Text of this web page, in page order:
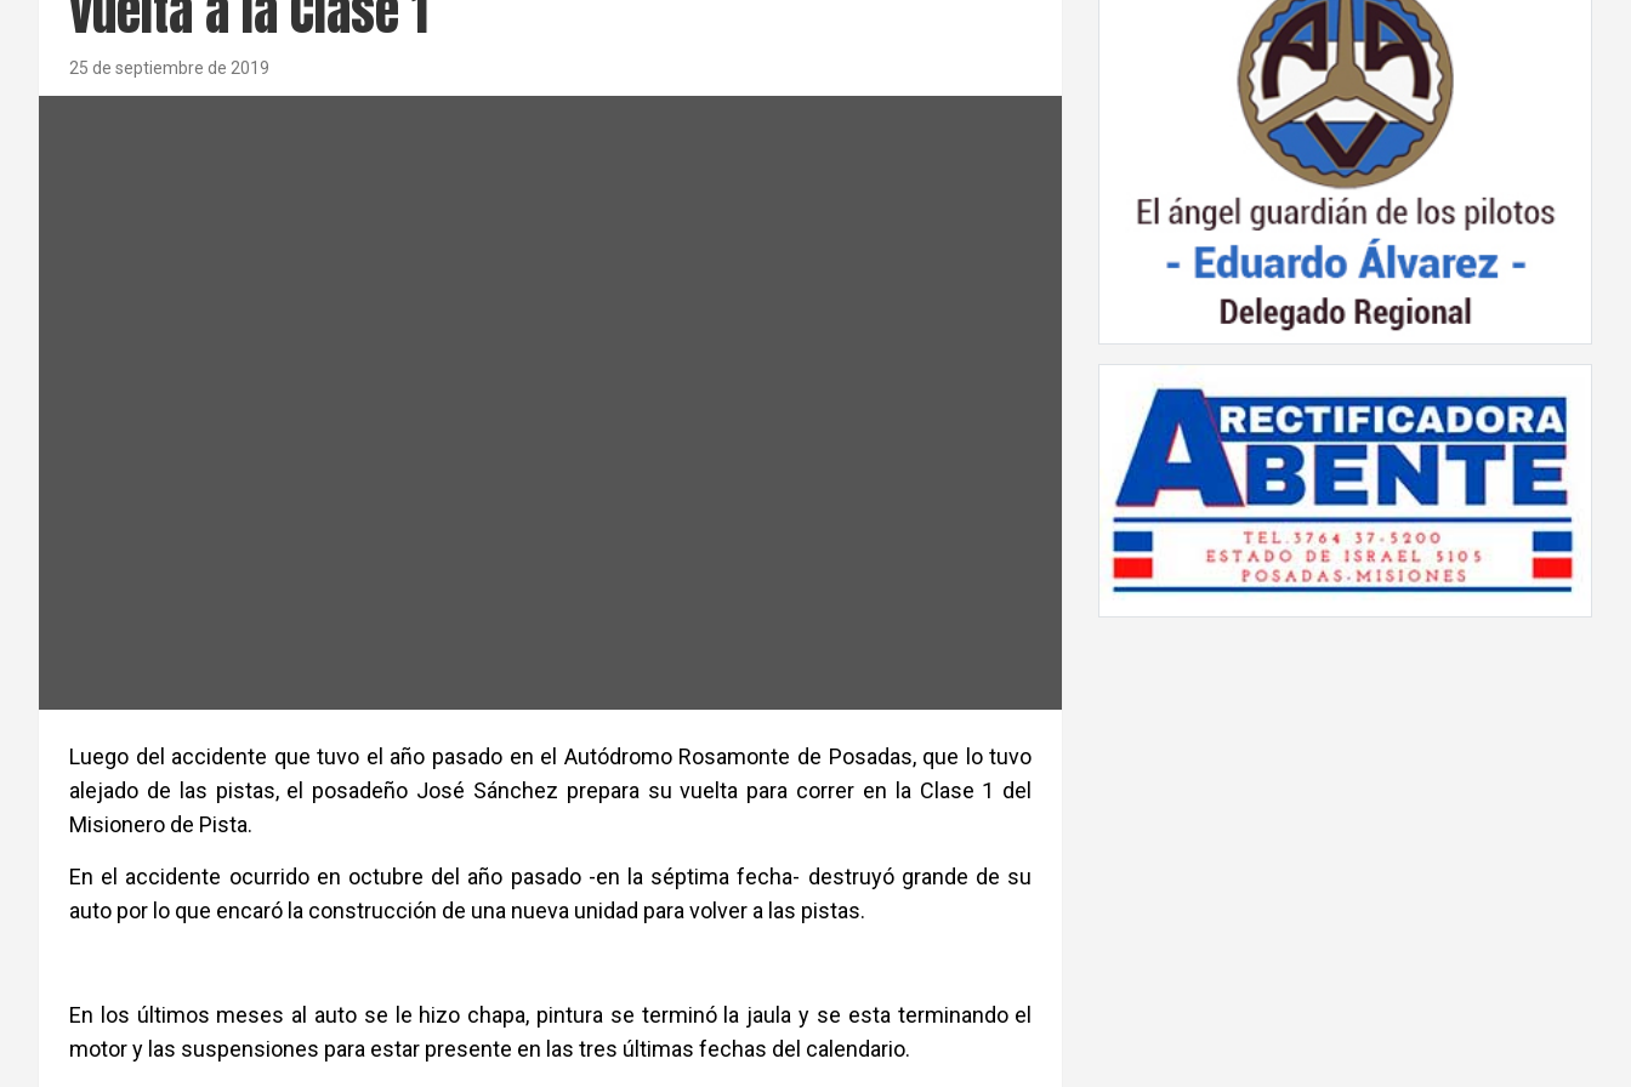
25 de septiembre de 2019
Luego del accidente que tuvo el año pasado en el Autódromo Rosamonte de Posadas, que lo tuvo
alejado de las pistas, el posadeño José Sánchez prepara su vuelta para correr en la Clase 1 del
Misionero de Pista.
En el accidente ocurrido en octubre del año pasado -en la séptima fecha- destruyó grande de su
auto por lo que encaró la construcción de una nueva unidad para volver a las pistas.
En los últimos meses al auto se le hizo chapa, pintura se terminó la jaula y se esta terminando el
motor y las suspensiones para estar presente en las tres últimas fechas del calendario.